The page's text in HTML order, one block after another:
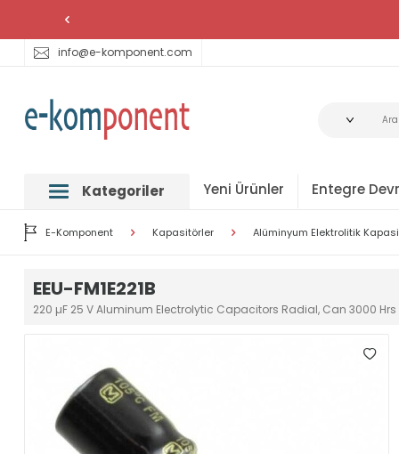
info@e-komponent.com
Kategoriler Yeni Ürünler Entegre
E-Komponent Kapasitörler Alüminyum Elektrolitik
EEU-FM1E221B
220 µF 25 V Aluminum Electrolytic Capacitors Radial, Can 3000 Hrs